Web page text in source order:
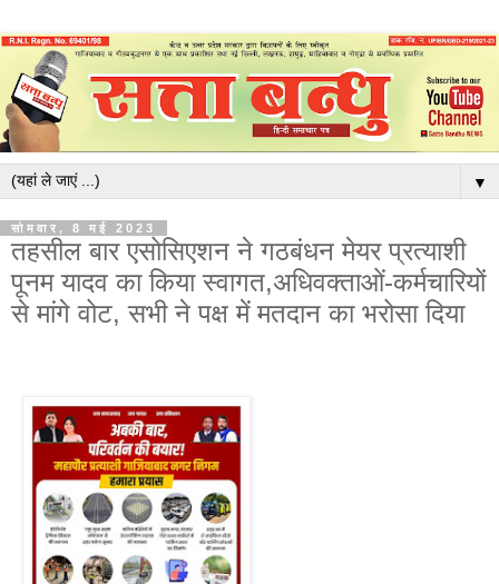
▼
सोमवार, 8 मई 2023
तहसील बार एसोसिएशन ने गठबंधन मेयर प्रत्याशी
पूनम यादव का किया स्वागत,अधिवक्ताओं-कर्मचारियों
से मांगे वोट, सभी ने पक्ष में मतदान का भरोसा दिया